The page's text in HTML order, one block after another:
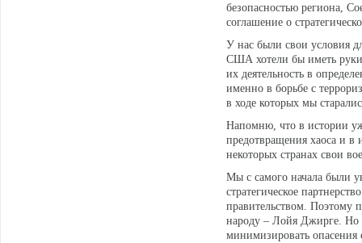
безопасностью региона,
соглашение о
У нас были свои условия
США хотели бы иметь руки
их деятельность в
именно в борьбе с
в ходе которых мы
Напомню, что в истории
предотвращения хаоса и в
некоторых странах свои
Мы с самого начала были
стратегическое
правительством. Поэтому
народу – Лойя Джирге. Но
минимизировать